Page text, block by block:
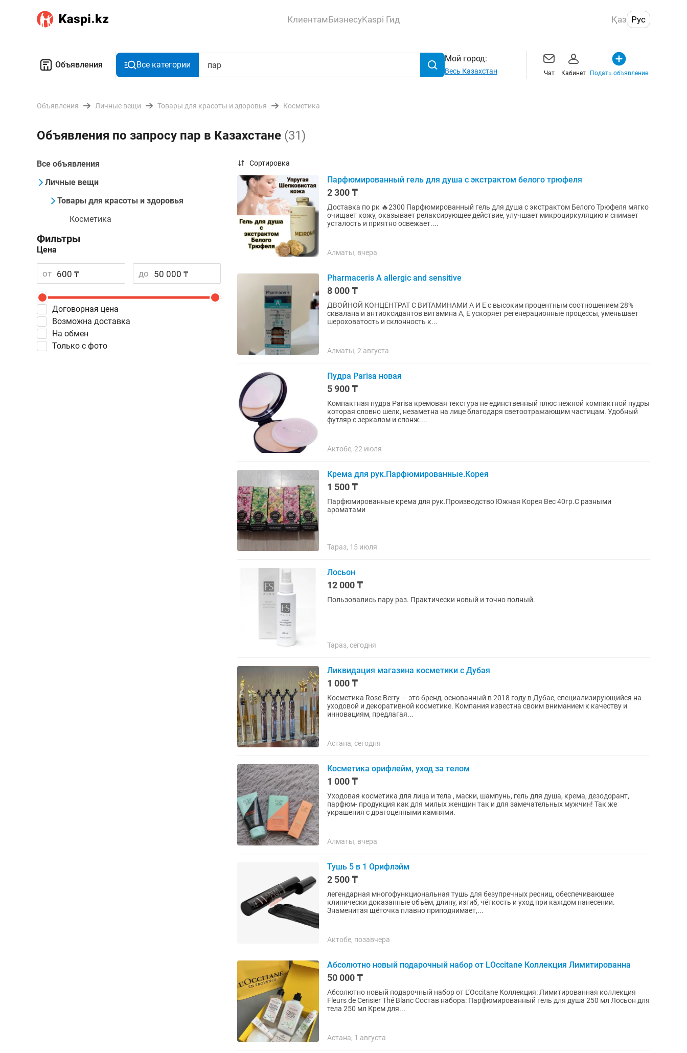
КлиентамБизнесуKaspi Гид Қаз Рус
Объявления Все категории
Мой город:
Весь Казахстан Чат Кабинет Подать объявление
Объявления Личные вещи Товары для красоты и здоровья Косметика
Объявления по запросу пар в Казахстане (31)
Все объявления
Личные вещи
Товары для красоты и здоровья
Косметика
Фильтры
Цена
от до
Договорная цена
Возможна доставка
На обмен
Только с фото
Сортировка
Парфюмированный гель для душа с экстрактом белого трюфеля
2 300 ₸
Доставка по рк 🔥2300 Парфюмированный гель для душа с экстрактом Белого Трюфеля мягко
очищает кожу, оказывает релаксирующее действие, улучшает микроциркуляцию и снимает
усталость и приятно освежает....
Алматы, вчера
Pharmaceris А allergic and sensitive
8 000 ₸
ДВОЙНОЙ КОНЦЕНТРАТ С ВИТАМИНАМИ А И E с высоким процентным соотношением 28%
сквалана и антиоксидантов витамина А, Е ускоряет регенерационные процессы, уменьшает
шероховатость и склонность к...
Алматы, 2 августа
Пудра Parisa новая
5 900 ₸
Компактная пудра Parisa кремовая текстура не единственный плюс нежной компактной пудры
которая словно шелк, незаметна на лице благодаря светоотражающим частицам. Удобный
футляр с зеркалом и спонж....
Актобе, 22 июля
Крема для рук.Парфюмированные.Корея
1 500 ₸
Парфюмированные крема для рук.Производство Южная Корея Вес 40гр.С разными
ароматами
Тараз, 15 июля
Лосьон
12 000 ₸
Пользовались пару раз. Практически новый и точно полный.
Тараз, сегодня
Ликвидация магазина косметики с Дубая
1 000 ₸
Косметика Rose Berry — это бренд, основанный в 2018 году в Дубае, специализирующийся на
уходовой и декоративной косметике. Компания известна своим вниманием к качеству и
инновациям, предлагая...
Астана, сегодня
Косметика орифлейм, уход за телом
1 000 ₸
Уходовая косметика для лица и тела , маски, шампунь, гель для душа, крема, дезодорант,
парфюм- продукция как для милых женщин так и для замечательных мужчин! Так же
украшения с драгоценными камнями.
Алматы, вчера
Тушь 5 в 1 Орифлэйм
2 500 ₸
легендарная многофункциональная тушь для безупречных ресниц, обеспечивающее
клинически доказанные объём, длину, изгиб, чёткость и уход при каждом нанесении.
Знаменитая щёточка плавно приподнимает,...
Актобе, позавчера
Абсолютно новый подарочный набор от LOccitane Коллекция Лимитированна
50 000 ₸
Абсолютно новый подарочный набор от L’Occitane Коллекция: Лимитированная коллекция
Fleurs de Cerisier Thé Blanc Состав набора: Парфюмированный гель для душа 250 мл Лосьон для
тела 250 мл Крем для...
Астана, 1 августа